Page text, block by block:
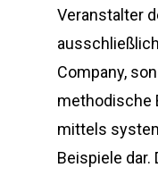
Veranstalter
Company,
methodische
mittels
Beispiele dar.